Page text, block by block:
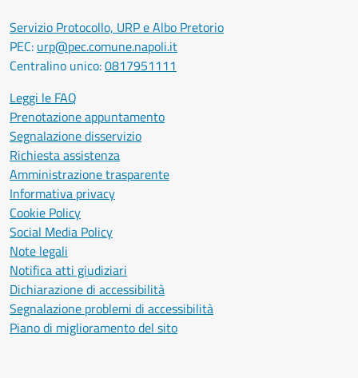
Servizio Protocollo, URP e Albo Pretorio
PEC: urp@pec.comune.napoli.it
Centralino unico:0817951111
Leggi le FAQ
Prenotazione appuntamento
Segnalazione disservizio
Richiesta assistenza
Amministrazione trasparente
Informativa privacy
Cookie Policy
Social Media Policy
Note legali
Notifica atti giudiziari
Dichiarazione di accessibilità
Segnalazione problemi di accessibilità
Piano di miglioramento del sito